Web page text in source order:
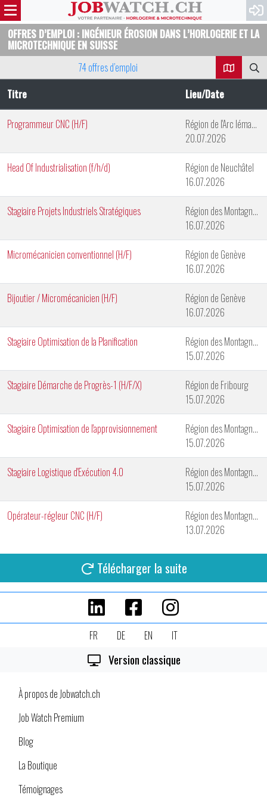
OFFRES D’EMPLOI : INGÉNIEUR ÉROSION DANS L’HORLOGERIE ET LA
MICROTECHNIQUE EN SUISSE
74 offres d’emploi
Titre
Lieu/Date
Programmeur CNC (H/F)
Région de l'Arc lémanique
20.07.2026
Head Of Industrialisation (f/h/d)
Région de Neuchâtel
16.07.2026
Stagiaire Projets Industriels Stratégiques
Région des Montagnes Neuchâteloises
16.07.2026
Micromécanicien conventionnel (H/F)
Région de Genève
16.07.2026
Bijoutier / Micromécanicien (H/F)
Région de Genève
16.07.2026
Stagiaire Optimisation de la Planification
Région des Montagnes Neuchâteloises
15.07.2026
Stagiaire Démarche de Progrès-1 (H/F/X)
Région de Fribourg
15.07.2026
Stagiaire Optimisation de l'approvisionnement
Région des Montagnes Neuchâteloises
15.07.2026
Stagiaire Logistique d'Exécution 4.0
Région des Montagnes Neuchâteloises
15.07.2026
Opérateur-régleur CNC (H/F)
Région des Montagnes Neuchâteloises
13.07.2026
Télécharger la suite
FR DE EN IT
Version classique
À propos de Jobwatch.ch
Job Watch Premium
Blog
La Boutique
Témoignages